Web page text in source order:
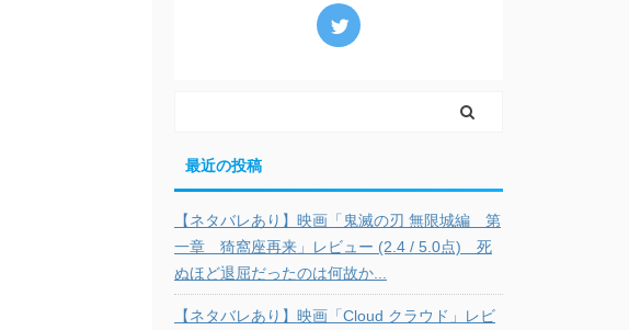
最近の投稿
【ネタバレあり】映画「鬼滅の刃 無限城編 第
一章 猗窩座再来」レビュー (2.4 / 5.0点) 死
ぬほど退屈だったのは何故か...
【ネタバレあり】映画「Cloud クラウド」レビ